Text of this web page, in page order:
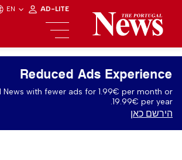
EN AD-LITE
Reduced Ads Experience
News with fewer ads for 1.99€ per month or
19.99€ per year.
הירשם כאן